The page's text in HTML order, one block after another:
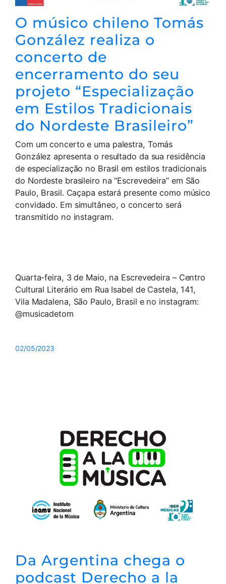
O músico chileno Tomás
González realiza o
concerto de
encerramento do seu
projeto “Especialização
em Estilos Tradicionais
do Nordeste Brasileiro”
Com um concerto e uma palestra, Tomás
González apresenta o resultado da sua residência
de especialização no Brasil em estilos tradicionais
do Nordeste brasileiro na “Escrevedeira” em São
Paulo, Brasil. Caçapa estará presente como músico
convidado. Em simultâneo, o concerto será
transmitido no instagram.
Quarta-feira, 3 de Maio, na Escrevedeira – Centro
Cultural Literário em Rua Isabel de Castela, 141,
Vila Madalena, São Paulo, Brasil e no instagram:
@musicadetom
02/05/2023
Da Argentina chega o
podcast Derecho a la